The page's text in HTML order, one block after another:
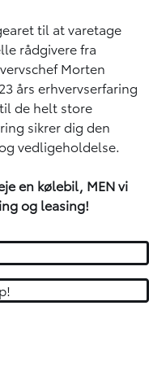
til at varetage
rådgivere fra
Morten
års erhvervserfaring
de helt store
sikrer dig den
vedligeholdelse.
en kølebil, MEN vi
og leasing!